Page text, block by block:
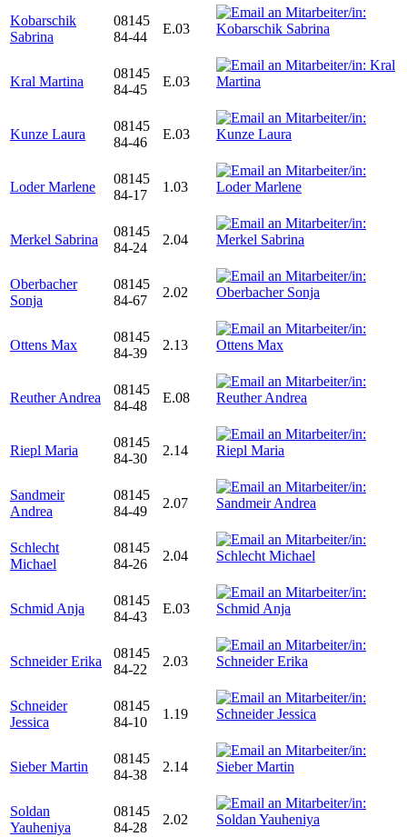
Kobarschik
Sabrina
08145
84-44
E.03
Kral Martina
08145
84-45
E.03
Kunze Laura
08145
84-46
E.03
Loder Marlene
08145
84-17
1.03
Merkel Sabrina
08145
84-24
2.04
Oberbacher
Sonja
08145
84-67
2.02
Ottens Max
08145
84-39
2.13
Reuther Andrea
08145
84-48
E.08
Riepl Maria
08145
84-30
2.14
Sandmeir
Andrea
08145
84-49
2.07
Schlecht
Michael
08145
84-26
2.04
Schmid Anja
08145
84-43
E.03
Schneider Erika
08145
84-22
2.03
Schneider
Jessica
08145
84-10
1.19
Sieber Martin
08145
84-38
2.14
Soldan
Yauheniya
08145
84-28
2.02